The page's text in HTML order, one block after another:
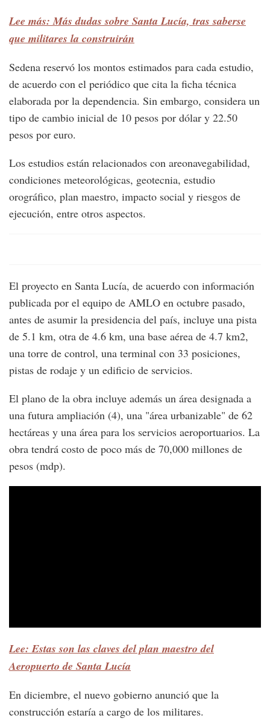
Lee más: Más dudas sobre Santa Lucía, tras saberse
que militares la construirán
Sedena reservó los montos estimados para cada estudio,
de acuerdo con el periódico que cita la ficha técnica
elaborada por la dependencia. Sin embargo, considera un
tipo de cambio inicial de 10 pesos por dólar y 22.50
pesos por euro.
Los estudios están relacionados con areonavegabilidad,
condiciones meteorológicas, geotecnia, estudio
orográfico, plan maestro, impacto social y riesgos de
ejecución, entre otros aspectos.
El proyecto en Santa Lucía, de acuerdo con información
publicada por el equipo de AMLO en octubre pasado,
antes de asumir la presidencia del país, incluye una pista
de 5.1 km, otra de 4.6 km, una base aérea de 4.7 km2,
una torre de control, una terminal con 33 posiciones,
pistas de rodaje y un edificio de servicios.
El plano de la obra incluye además un área designada a
una futura ampliación (4), una "área urbanizable" de 62
hectáreas y una área para los servicios aeroportuarios. La
obra tendrá costo de poco más de 70,000 millones de
pesos (mdp).
Lee: Estas son las claves del plan maestro del
Aeropuerto de Santa Lucía
En diciembre, el nuevo gobierno anunció que la
construcción estaría a cargo de los militares.